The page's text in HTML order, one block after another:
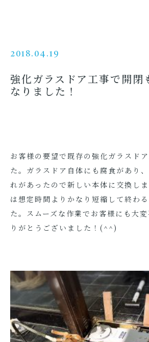
2018.04.19
強化ガラスドア工事で開閉
なりました！
お客様の要望で既存の強化ガラスド
た。ガラスドア自体にも腐食があり
れがあったので新しい本体に交換し
は想定時間よりかなり短縮して終わ
た。スムーズな作業でお客様にも大
りがとうございました！(^^)